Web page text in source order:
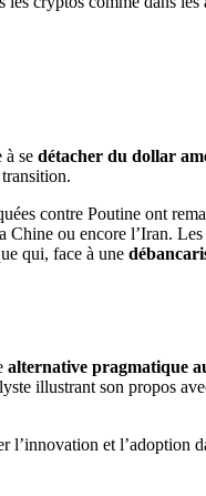
à se détacher du dollar
contre Poutine ont
Chine ou encore l’Iran.
qui, face à une
alternative pragmatique
illustrant son propos
et l’adoption